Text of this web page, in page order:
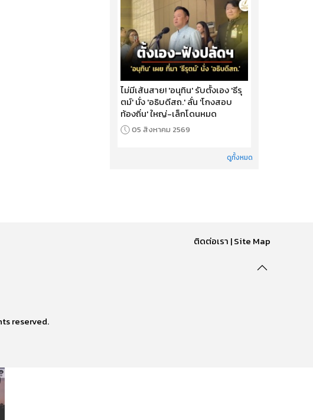
ไม่มีเส้นสาย! 'อนุทิน' รับตั้งเอง 'ธีรุ
ตม์' นั่ง 'อธิบดีสถ.' ลั่น 'โกงสอบ
ท้องถิ่น' ใหญ่-เล็กโดนหมด
05 สิงหาคม 2569
ดูทั้งหมด
ติดต่อเรา |Site Map
reserved.